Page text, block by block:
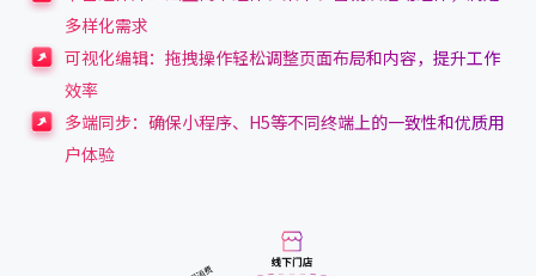
多样化需求
可视化编辑：拖拽操作轻松调整页面布局和内容，提升工作
效率
多端同步：确保小程序、H5等不同终端上的一致性和优质用
户体验